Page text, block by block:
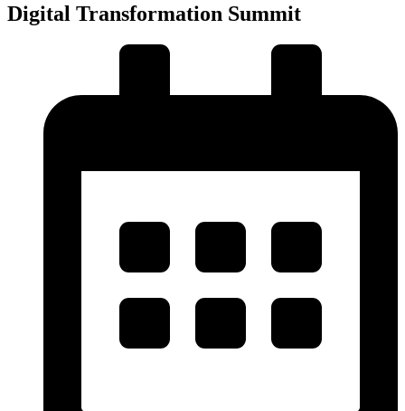
Digital Transformation Summit